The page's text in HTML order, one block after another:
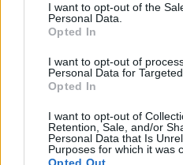
I want to opt-out of the
Personal Data.
Opted In
I want to opt-out of
Personal Data for
Opted In
I want to opt-out of
Retention, Sale, and/or
Personal Data that Is
Purposes for which it was
Drogi Czytelniku,
tu dla Ciebie!
Każdego dnia publikujemy